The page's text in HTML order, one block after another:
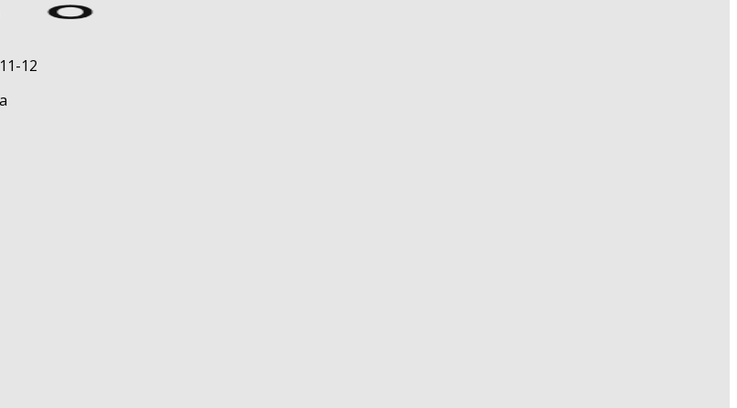
12